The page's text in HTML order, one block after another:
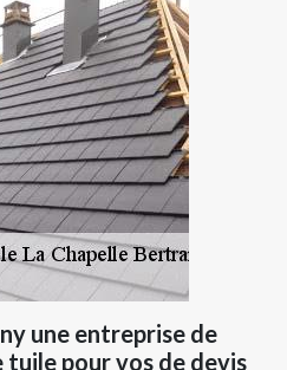
une entreprise de
pour vos de devis